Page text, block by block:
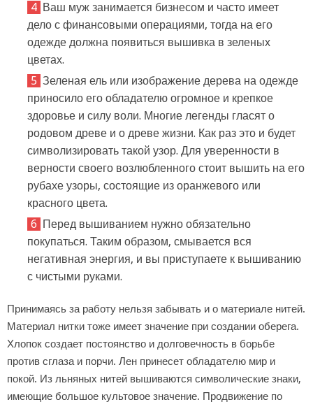
Ваш муж занимается бизнесом и часто имеет
дело с финансовыми операциями, тогда на его
одежде должна появиться вышивка в зеленых
цветах.
Зеленая ель или изображение дерева на одежде
приносило его обладателю огромное и крепкое
здоровье и силу воли. Многие легенды гласят о
родовом древе и о древе жизни. Как раз это и будет
символизировать такой узор. Для уверенности в
верности своего возлюбленного стоит вышить на его
рубахе узоры, состоящие из оранжевого или
красного цвета.
Перед вышиванием нужно обязательно
покупаться. Таким образом, смывается вся
негативная энергия, и вы приступаете к вышиванию
с чистыми руками.
Принимаясь за работу нельзя забывать и о материале нитей.
Материал нитки тоже имеет значение при создании оберега.
Хлопок создает постоянство и долговечность в борьбе
против сглаза и порчи. Лен принесет обладателю мир и
покой. Из льняных нитей вышиваются символические знаки,
имеющие большое культовое значение. Продвижение по